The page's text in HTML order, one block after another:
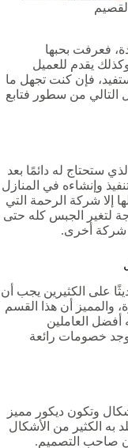
فعرفت بحبها
يقدم للعميل
فإن كنت تجهل ما
التالي من سطور فتابع
ستحتاج له دائمًا بعد
وإنشاءه في المنازل
إلا شركة الرحمة التي
لتغير الجبس كله حتى
شركة أخرى.
على الكثيرين يجب أن
والمميز أن هذا القسم
العاملين
خصومات رائعة
وتكون ديكور مميز
به الكثير من الأشكال
صاحب التصميم.